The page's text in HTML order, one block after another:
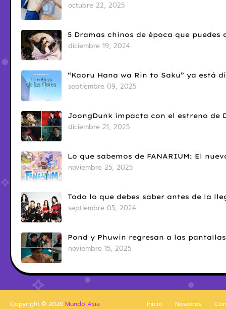
octubre 22, 2025
5 Dramas chinos de época que
diciembre 19, 2024
“Kaoru Hana wa Rin to Saku” ya está
septiembre 09, 2025
JoongDunk impacta con el estreno de
diciembre 21, 2025
Lo que sabemos de FANARIUM: El
noviembre 25, 2025
Todo lo que debes saber antes de la
septiembre 05, 2024
Pond y Phuwin regresan a las
noviembre 15, 2025
Inicio Nosotros
Copyright © 2026 Mundo Asia